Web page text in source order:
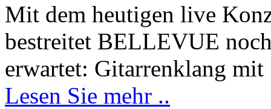
Mit dem heutigen live
bestreitet BELLEVUE
erwartet: Gitarrenklang
Lesen Sie mehr ..